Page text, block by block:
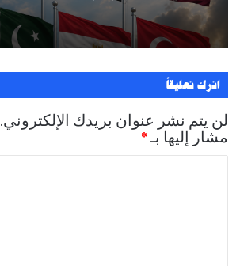
اترك تعليقاً
لن يتم نشر عنوان بريدك الإلكتروني.
مشار إليها بـ*